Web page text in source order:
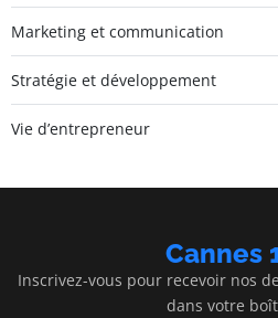
Marketing et communication
Stratégie et développement
Vie d’entrepreneur
Cannes
Inscrivez-vous pour recevoir nos
dans votre